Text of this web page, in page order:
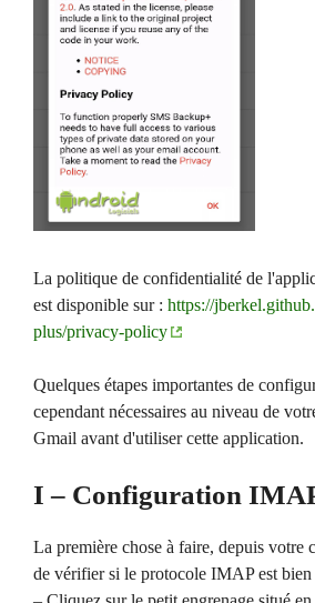
La politique de confidentialité de
est disponible sur : https://
plus/privacy-policy
Quelques étapes importantes de
cependant nécessaires au niveau de
Gmail avant d'utiliser cette application.
I – Configuration
La première chose à faire, depuis votre
de vérifier si le protocole IMAP est bien